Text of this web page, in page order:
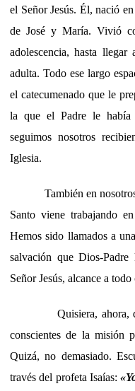
el Señor Jesús. Él, nació
de José y María. Vivió
adolescencia, hasta
adulta. Todo ese largo
el catecumenado que le
la que el Padre le había
seguimos nosotros
Iglesia.
También en nosotros,
Santo viene trabajando
Hemos sido llamados a
salvación que Dios-Padre
Señor Jesús, alcance a
Quisiera, ahora,
conscientes de la misión
Quizá, no demasiado.
través del profeta Isaías: